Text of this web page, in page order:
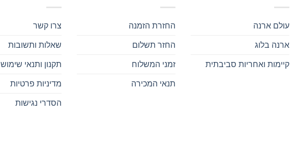
עולם ארנה
ארנה בלוג
קיימות ואחריות סביבתית
החזרת הזמנה
החזר תשלום
זמני המשלוח
תנאי המכירה
צרו קשר
שאלות ותשובות
תקנון ותנאי שימוש
מדיניות פרטיות
הסדרי נגישות